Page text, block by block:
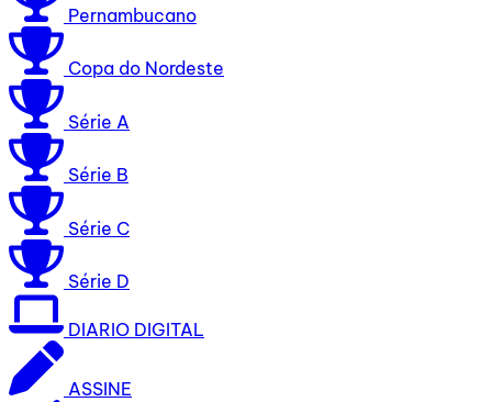
Pernambucano
Copa do Nordeste
Série A
Série B
Série C
Série D
DIARIO DIGITAL
ASSINE